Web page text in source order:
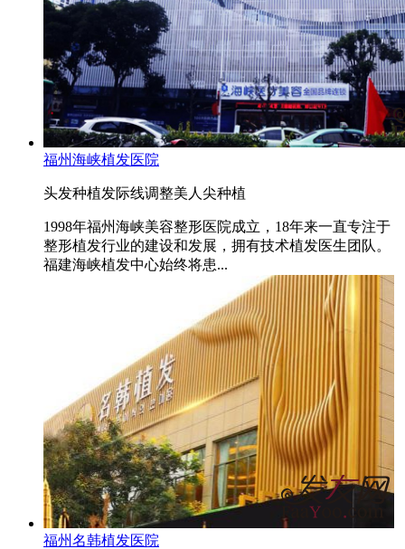
福州海峡植发医院
头发种植发际线调整美人尖种植
1998年福州海峡美容整形医院成立，18年来一直专注于
整形植发行业的建设和发展，拥有技术植发医生团队。
福建海峡植发中心始终将患...
福州名韩植发医院